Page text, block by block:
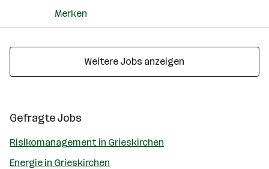
Merken
Weitere Jobs anzeigen
Gefragte Jobs
Risikomanagement in Grieskirchen
Energie in Grieskirchen